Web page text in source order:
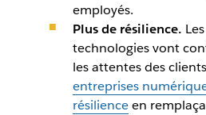
employés.
Plus de résilience.
technologies vont
les attentes des
entreprises
résilienceen